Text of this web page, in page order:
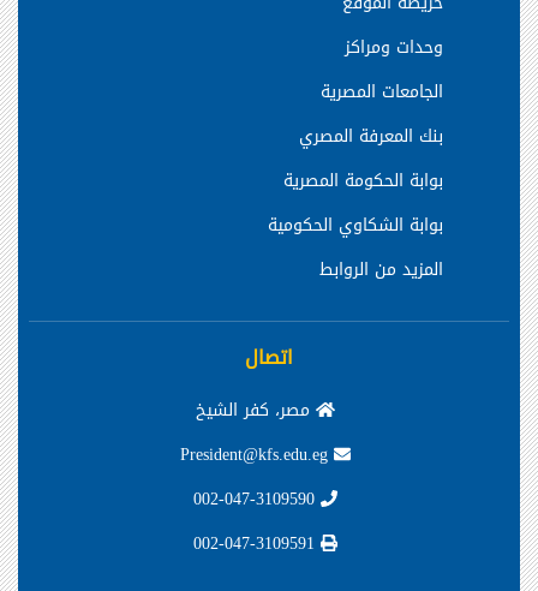
وحدات ومراكز
الجامعات المصرية
بنك المعرفة المصري
بوابة الحكومة المصرية
بوابة الشكاوي الحكومية
المزيد من الروابط
اتصال
مصر، كفر الشيخ